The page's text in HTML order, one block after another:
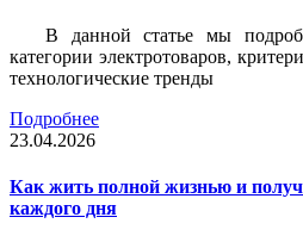
В данной статье мы
категории электротоваров,
технологические тренды
Подробнее
23.04.2026
Как жить полной жизнью и
каждого дня